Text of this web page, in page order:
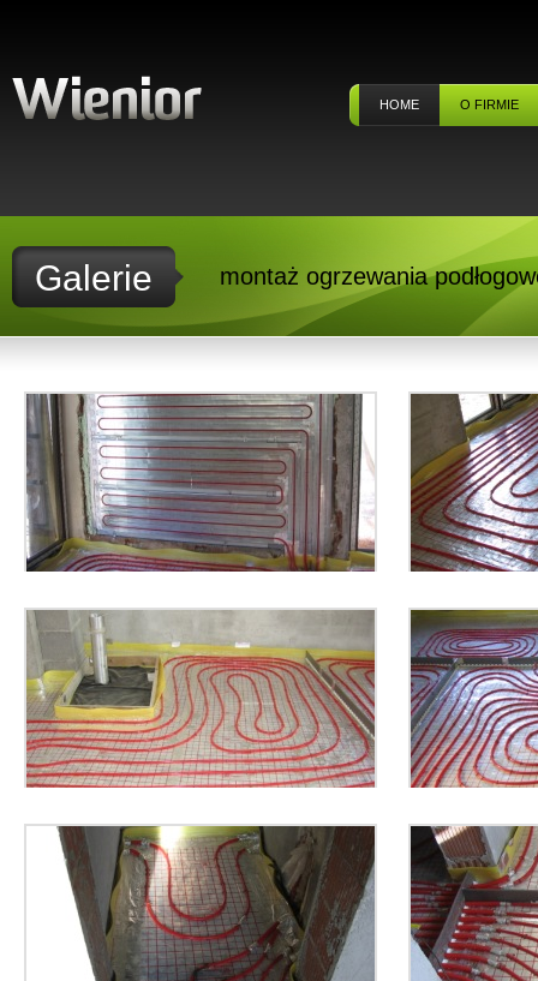
HOME O FIRMIE
Galerie montaż ogrzewania